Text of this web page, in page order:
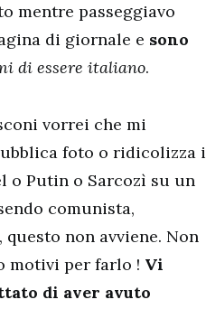
mentre passeggiavo
di giornale e sono
di essere italiano.
vorrei che mi
foto o ridicolizza i
o Putin o Sarcozì su un
comunista,
non avviene. Non
motivi per farlo ! Vi
di aver avuto